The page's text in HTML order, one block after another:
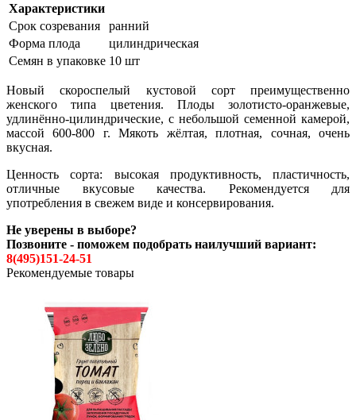
Характеристики
Срок созревания
ранний
Форма плода
цилиндрическая
Семян в упаковке 10 шт
Новый скороспелый кустовой сорт преимущественно
женского типа цветения. Плоды золотисто-оранжевые,
удлинённо-цилиндрические, с небольшой семенной камерой,
массой 600-800 г. Мякоть жёлтая, плотная, сочная, очень
вкусная.
Ценность сорта: высокая продуктивность, пластичность,
отличные вкусовые качества. Рекомендуется для
употребления в свежем виде и консервирования.
Не уверены в выборе?
Позвоните - поможем подобрать наилучший вариант:
8(495)151-24-51
Рекомендуемые товары